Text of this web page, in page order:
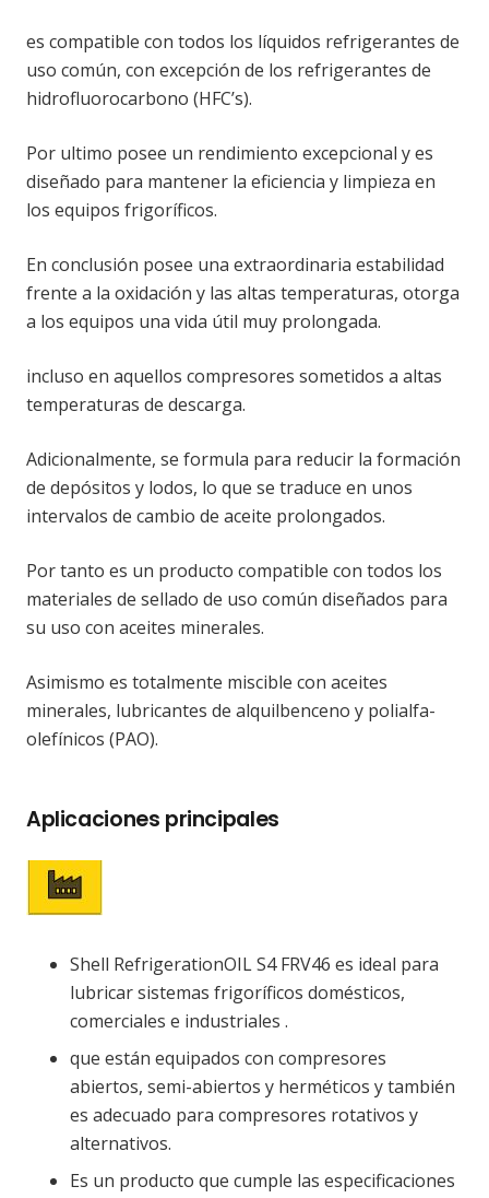
es compatible con todos los líquidos refrigerantes de
uso común, con excepción de los refrigerantes de
hidrofluorocarbono (HFC’s).
Por ultimo posee un rendimiento excepcional y es
diseñado para mantener la eficiencia y limpieza en
los equipos frigoríficos.
En conclusión posee una extraordinaria estabilidad
frente a la oxidación y las altas temperaturas, otorga
a los equipos una vida útil muy prolongada.
incluso en aquellos compresores sometidos a altas
temperaturas de descarga.
Adicionalmente, se formula para reducir la formación
de depósitos y lodos, lo que se traduce en unos
intervalos de cambio de aceite prolongados.
Por tanto es un producto compatible con todos los
materiales de sellado de uso común diseñados para
su uso con aceites minerales.
Asimismo es totalmente miscible con aceites
minerales, lubricantes de alquilbenceno y polialfa-
olefínicos (PAO).
Aplicaciones principales
Shell RefrigerationOIL S4 FRV46 es ideal para
lubricar sistemas frigoríficos domésticos,
comerciales e industriales .
que están equipados con compresores
abiertos, semi-abiertos y herméticos y también
es adecuado para compresores rotativos y
alternativos.
Es un producto que cumple las especificaciones